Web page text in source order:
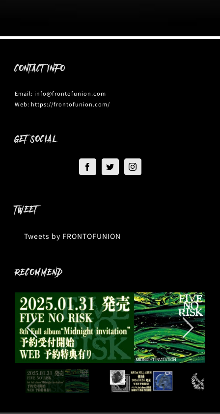
CONTACT INFO
Email: info@frontofunion.com
Web: https://frontofunion.com/
GET SOCIAL
TWEET
Tweets by FRONTOFUNION
RECOMMEND